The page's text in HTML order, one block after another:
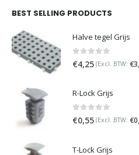
BEST SELLING PRODUCTS
Halve tegel Grijs
0 out of 5
€4,25 (Excl. BTW: €
R-Lock Grijs
0 out of 5
€0,55 (Excl. BTW: €
T-Lock Grijs